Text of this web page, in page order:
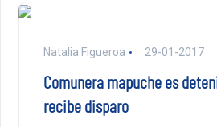
Natalia Figueroa 29-01-2017
Comunera mapuche es
recibe disparo